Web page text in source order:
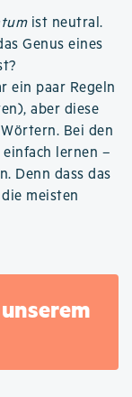
ist neutral.
Genus eines
ein paar Regeln
aber diese
Bei den
lernen –
Denn dass das
meisten